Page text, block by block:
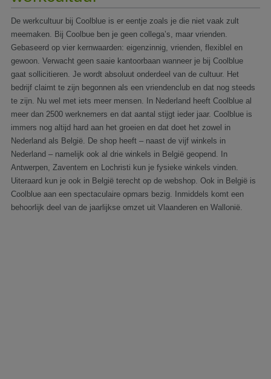
De werkcultuur bij Coolblue is er eentje zoals je die niet vaak zult
meemaken. Bij Coolbue ben je geen collega’s, maar vrienden.
Gebaseerd op vier kernwaarden: eigenzinnig, vrienden, flexiblel en
gewoon. Verwacht geen saaie kantoorbaan wanneer je bij Coolblue
gaat sollicitieren. Je wordt absoluut onderdeel van de cultuur. Het
bedrijf claimt te zijn begonnen als een vriendenclub en dat nog steeds
te zijn. Nu wel met iets meer mensen. In Nederland heeft Coolblue al
meer dan 2500 werknemers en dat aantal stijgt ieder jaar. Coolblue is
immers nog altijd hard aan het groeien en dat doet het zowel in
Nederland als België. De shop heeft – naast de vijf winkels in
Nederland – namelijk ook al drie winkels in België geopend. In
Antwerpen, Zaventem en Lochristi kun je fysieke winkels vinden.
Uiteraard kun je ook in België terecht op de webshop. Ook in België is
Coolblue aan een spectaculaire opmars bezig. Inmiddels komt een
behoorlijk deel van de jaarlijkse omzet uit Vlaanderen en Wallonië.